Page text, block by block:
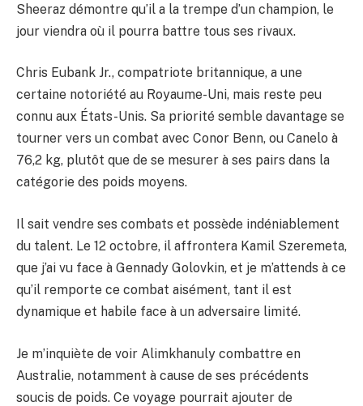
Sheeraz démontre qu’il a la trempe d’un champion, le
jour viendra où il pourra battre tous ses rivaux.
Chris Eubank Jr., compatriote britannique, a une
certaine notoriété au Royaume-Uni, mais reste peu
connu aux États-Unis. Sa priorité semble davantage se
tourner vers un combat avec Conor Benn, ou Canelo à
76,2 kg, plutôt que de se mesurer à ses pairs dans la
catégorie des poids moyens.
Il sait vendre ses combats et possède indéniablement
du talent. Le 12 octobre, il affrontera Kamil Szeremeta,
que j’ai vu face à Gennady Golovkin, et je m’attends à ce
qu’il remporte ce combat aisément, tant il est
dynamique et habile face à un adversaire limité.
Je m’inquiète de voir Alimkhanuly combattre en
Australie, notamment à cause de ses précédents
soucis de poids. Ce voyage pourrait ajouter de